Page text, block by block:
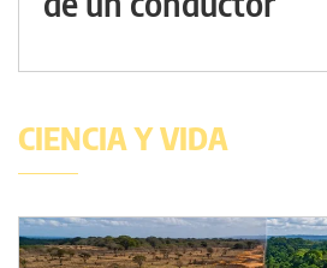
CIENCIA Y VIDA